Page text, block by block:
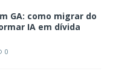
GA: como migrar do
IA em dívida
0